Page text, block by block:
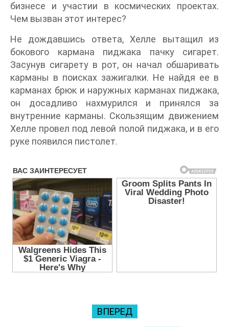
бизнесе и участии в космических проектах.
Чем вызван этот интерес?
Не дождавшись ответа, Хелле вытащил из
бокового кармана пиджака пачку сигарет.
Засунув сигарету в рот, он начал обшаривать
карманы в поисках зажигалки. Не найдя ее в
карманах брюк и наружных карманах пиджака,
он досадливо нахмурился и принялся за
внутренние карманы. Скользящим движением
Хелле провел под левой полой пиджака, и в его
руке появился пистолет.
ВПЕРЕД